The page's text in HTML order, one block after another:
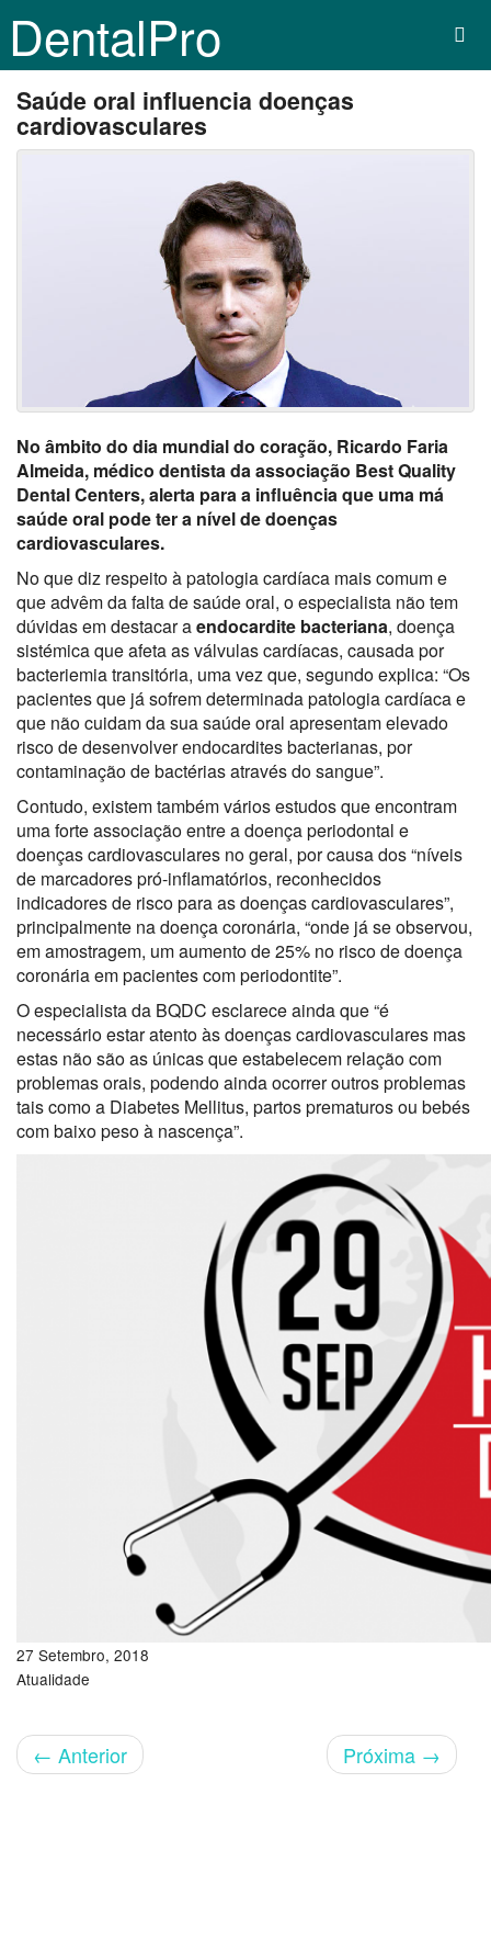
DentalPro
Saúde oral influencia doenças
cardiovasculares
No âmbito do dia mundial do coração, Ricardo Faria
Almeida, médico dentista da associação Best Quality
Dental Centers, alerta para a influência que uma má
saúde oral pode ter a nível de doenças
cardiovasculares.
No que diz respeito à patologia cardíaca mais comum e
que advêm da falta de saúde oral, o especialista não tem
dúvidas em destacar aendocardite bacteriana, doença
sistémica que afeta as válvulas cardíacas, causada por
bacteriemia transitória, uma vez que, segundo explica: “Os
pacientes que já sofrem determinada patologia cardíaca e
que não cuidam da sua saúde oral apresentam elevado
risco de desenvolver endocardites bacterianas, por
contaminação de bactérias através do sangue”.
Contudo, existem também vários estudos que encontram
uma forte associação entre a doença periodontal e
doenças cardiovasculares no geral, por causa dos “níveis
de marcadores pró-inflamatórios, reconhecidos
indicadores de risco para as doenças cardiovasculares”,
principalmente na doença coronária, “onde já se observou,
em amostragem, um aumento de 25% no risco de doença
coronária em pacientes com periodontite”.
O especialista da BQDC esclarece ainda que “é
necessário estar atento às doenças cardiovasculares mas
estas não são as únicas que estabelecem relação com
problemas orais, podendo ainda ocorrer outros problemas
tais como a Diabetes Mellitus, partos prematuros ou bebés
com baixo peso à nascença”.
27 Setembro, 2018
Atualidade
← Anterior Próxima →